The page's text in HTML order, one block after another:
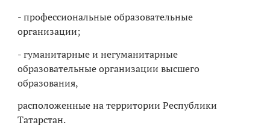
- профессиональные образовательные
организации;
- гуманитарные и негуманитарные
образовательные организации высшего
образования,
расположенные на территории Республики
Татарстан.